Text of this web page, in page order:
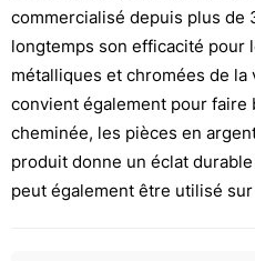
commercialisé depuis plus de
longtemps son efficacité pour
métalliques et chromées de la
convient également pour faire
cheminée, les pièces en
produit donne un éclat
peut également être utilisé